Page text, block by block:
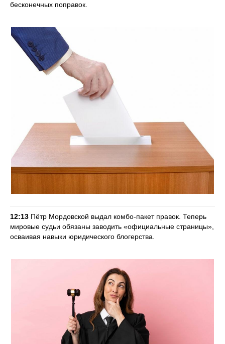
бесконечных поправок.
12:13 Пётр Мордовской выдал комбо-пакет правок. Теперь
мировые судьи обязаны заводить «официальные страницы»,
осваивая навыки юридического блогерства.